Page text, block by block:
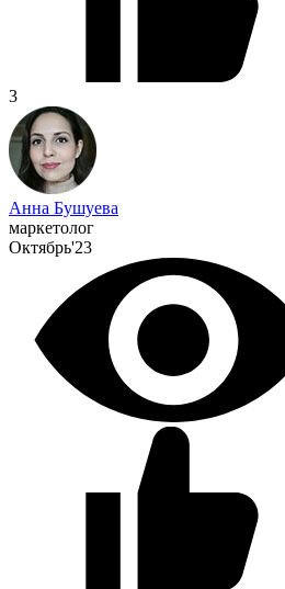
3
Анна Бушуева
маркетолог
Октябрь'23